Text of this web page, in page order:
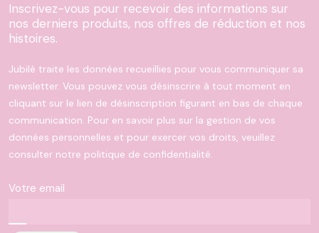
Inscrivez-vous pour recevoir des informations sur
nos derniers produits, nos offres de réduction et nos
histoires.
Jubilé traite les données recueillies pour vous communiquer sa
newsletter. Vous pouvez vous désinscrire à tout moment en
cliquant sur le lien de désinscription figurant en bas de chaque
communication. Pour en savoir plus sur la gestion de vos
données personnelles et pour exercer vos droits, veuillez
consulter notre politique de confidentialité.
Votre email